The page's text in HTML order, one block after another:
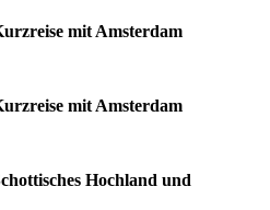
mit Amsterdam
mit Amsterdam
Hochland und